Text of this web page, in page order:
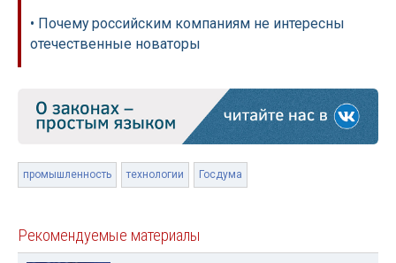
• Почему российским компаниям не интересны
отечественные новаторы
промышленность технологии Госдума
Рекомендуемые материалы